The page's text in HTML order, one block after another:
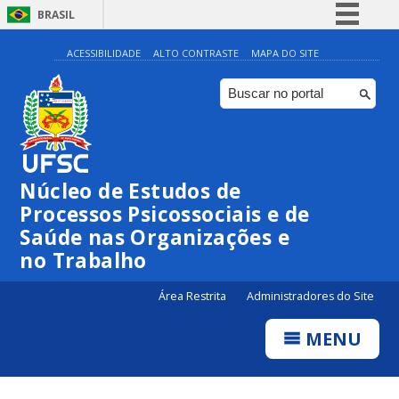
BRASIL
Simplifique!
Comunica BR
Participe
ACESSIBILIDADE ALTO CONTRASTE MAPA DO SITE
Núcleo de Estudos de
Processos Psicossociais e de
Saúde nas Organizações e
no Trabalho
Área Restrita Administradores do Site
MENU